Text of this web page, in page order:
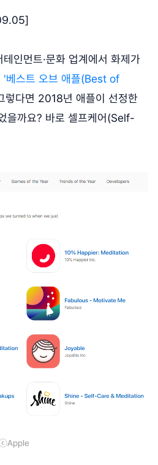
인먼트·문화 업계에서 화제가
'베스트 오브 애플(Best of
렇다면 2018년 애플이 선정한
을까요? 바로 셀프케어(Self-
ⓒApple